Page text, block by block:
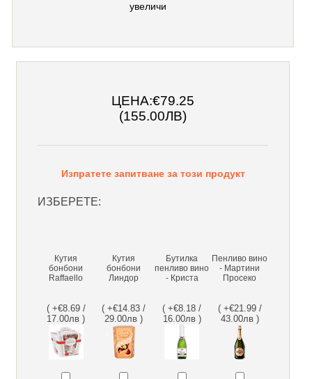
увеличи
ЦЕНА:€79.25
(155.00ЛВ)
Изпратете запитване за този продукт
ИЗБЕРЕТЕ:
Кутия
бонбони
Raffaello
( +€8.69 /
17.00лв )
Кутия
бонбони
Линдор
( +€14.83 /
29.00лв )
Бутилка
пенливо вино
- Криста
( +€8.18 /
16.00лв )
Пенливо вино
- Мартини
Просеко
( +€21.99 /
43.00лв )